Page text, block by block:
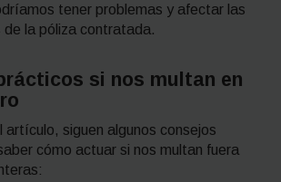
tener problemas y afectar las
de la póliza contratada.
si nos multan en
artículo, siguen algunos consejos
cómo actuar si nos multan fuera